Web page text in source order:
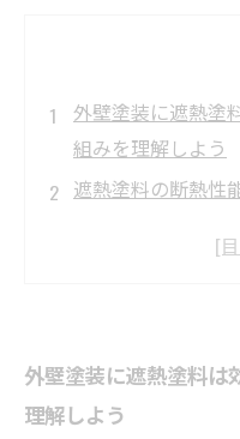
外壁塗装に遮熱塗
組みを理解しよう
遮熱塗料の断熱性
実際の効果は？遮
と短所を徹底解説
理想のリフォーム
外壁塗装に遮熱塗料は
理解しよう